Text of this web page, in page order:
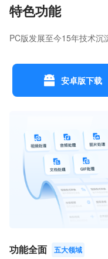
特色功能
PC版发展至今15年技术沉
安卓版下载
功能全面 五大领域